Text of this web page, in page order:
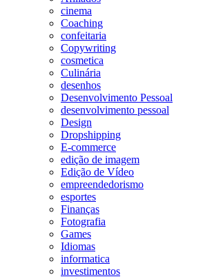
cinema
Coaching
confeitaria
Copywriting
cosmetica
Culinária
desenhos
Desenvolvimento Pessoal
desenvolvimento pessoal
Design
Dropshipping
E-commerce
edição de imagem
Edição de Vídeo
empreendedorismo
esportes
Finanças
Fotografia
Games
Idiomas
informatica
investimentos